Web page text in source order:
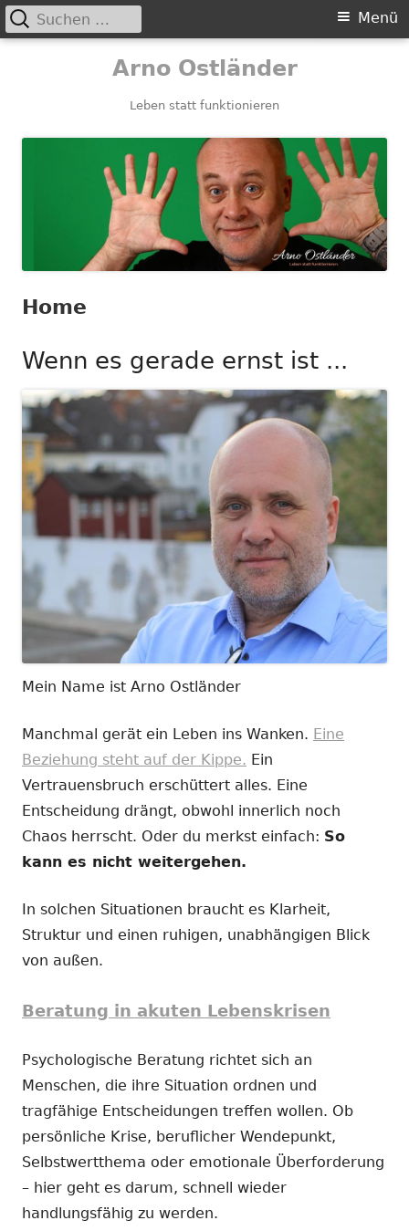
Arno Ostländer
Leben statt funktionieren
Primäres
Menü
Suchen
nach:
Home
Wenn es gerade ernst ist ...
Mein Name ist Arno Ostländer
Manchmal gerät ein Leben ins Wanken. Eine
Beziehung steht auf der Kippe. Ein
Vertrauensbruch erschüttert alles. Eine
Entscheidung drängt, obwohl innerlich noch
Chaos herrscht. Oder du merkst einfach: So
kann es nicht weitergehen.
In solchen Situationen braucht es Klarheit,
Struktur und einen ruhigen, unabhängigen Blick
von außen.
Beratung in akuten Lebenskrisen
Psychologische Beratung richtet sich an
Menschen, die ihre Situation ordnen und
tragfähige Entscheidungen treffen wollen. Ob
persönliche Krise, beruflicher Wendepunkt,
Selbstwertthema oder emotionale Überforderung
– hier geht es darum, schnell wieder
handlungsfähig zu werden.